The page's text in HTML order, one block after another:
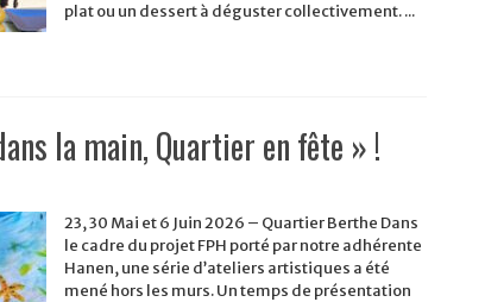
plat ou un dessert à déguster collectivement. ...
la main, Quartier en fête » !
23, 30 Mai et 6 Juin 2026 – Quartier Berthe Dans
le cadre du projet FPH porté par notre adhérente
Hanen, une série d’ateliers artistiques a été
mené hors les murs. Un temps de présentation